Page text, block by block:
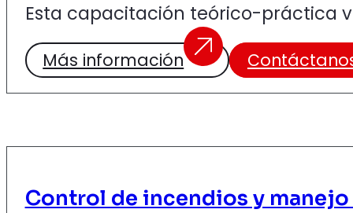
Esta capacitación teórico-práctica
Más información
Control de incendios y